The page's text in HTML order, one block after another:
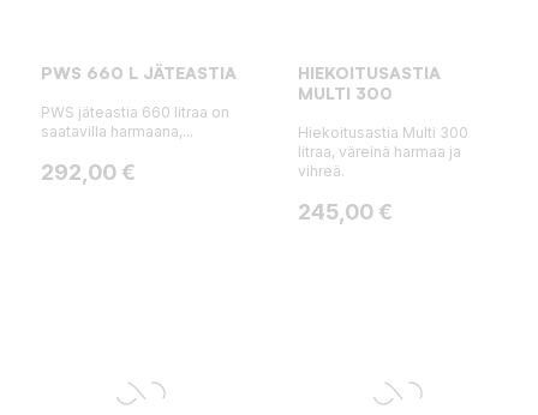
PWS 660 L JÄTEASTIA
PWS jäteastia 660 litraa on
saatavilla harmaana,...
Hinta
292,00 €
HIEKOITUSASTIA
MULTI 300
Hiekoitusastia Multi 300
litraa, väreinä harmaa ja
vihreä.
Hinta
245,00 €